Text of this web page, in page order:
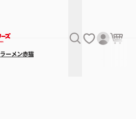
ラーメン赤猫